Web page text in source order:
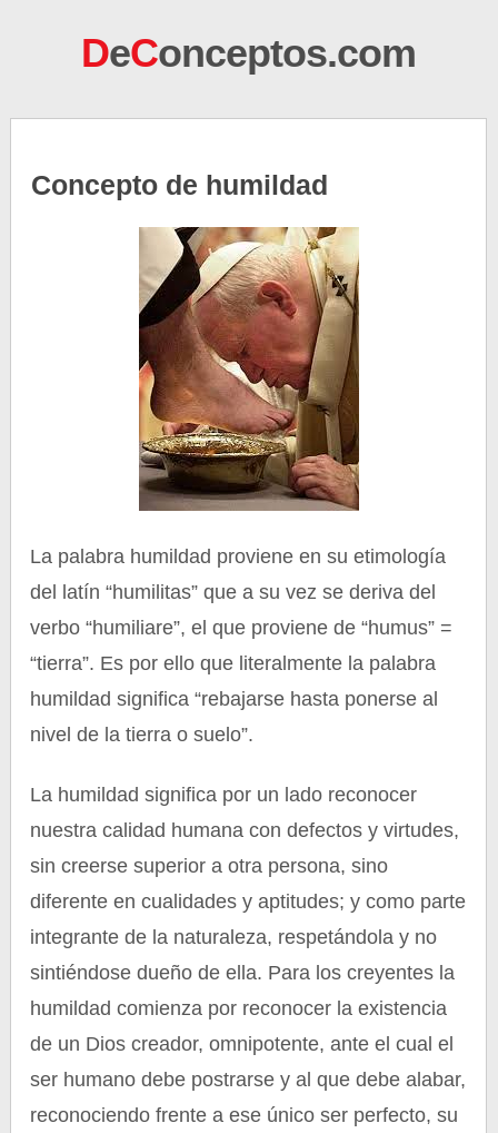
DeConceptos.com
Concepto de humildad
La palabra humildad proviene en su etimología
del latín “humilitas” que a su vez se deriva del
verbo “humiliare”, el que proviene de “humus” =
“tierra”. Es por ello que literalmente la palabra
humildad significa “rebajarse hasta ponerse al
nivel de la tierra o suelo”.
La humildad significa por un lado reconocer
nuestra calidad humana con defectos y virtudes,
sin creerse superior a otra persona, sino
diferente en cualidades y aptitudes; y como parte
integrante de la naturaleza, respetándola y no
sintiéndose dueño de ella. Para los creyentes la
humildad comienza por reconocer la existencia
de un Dios creador, omnipotente, ante el cual el
ser humano debe postrarse y al que debe alabar,
reconociendo frente a ese único ser perfecto, su